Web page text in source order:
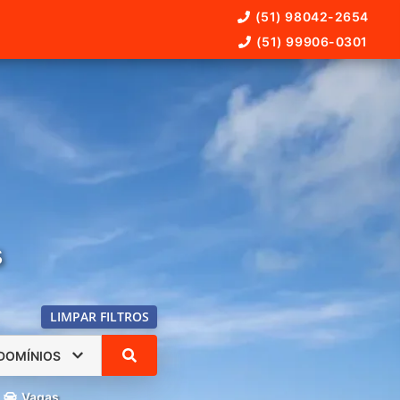
(51) 98042-2654
(51) 99906-0301
LIMPAR FILTROS